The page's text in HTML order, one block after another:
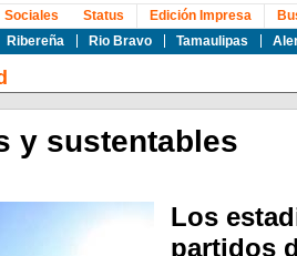
Ribereña Rio Bravo Tamaulipas
Sociales Status Edición Impresa
y sustentables
Los
partidos